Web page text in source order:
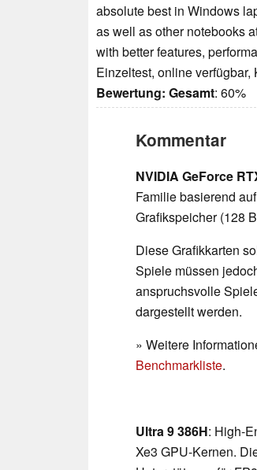
absolute best in Windows
as well as other notebooks
with better features,
Einzeltest, online
Bewertung: Gesamt: 60%
Kommentar
NVIDIA GeForce
Familie basierend
Grafikspeicher (128
Diese Grafikkarten
Spiele müssen
anspruchsvolle
dargestellt werden.
» Weitere
Benchmarkliste.
Ultra 9 386H: High-
Xe3 GPU-Kernen.